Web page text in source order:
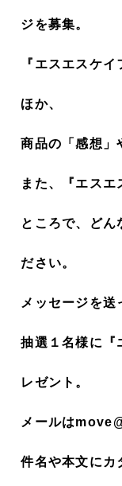
ジを募集。
『エスエスケ
ほか、
商品の「感想」
また、『エス
ところで、どん
ださい。
メッセージを
抽選１名様に『
レゼント。
メールは
件名や本文にカ